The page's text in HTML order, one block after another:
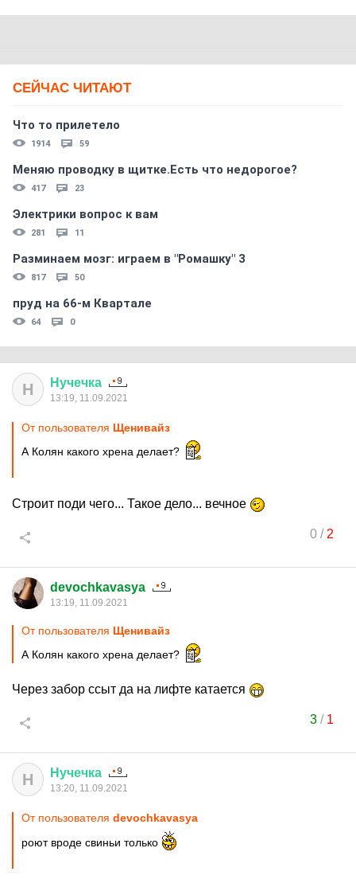
СЕЙЧАС ЧИТАЮТ
Что то прилетело
1914 59
Меняю проводку в щитке.Есть что недорогое?
417 23
Электрики вопрос к вам
281 11
Разминаем мозг: играем в "Ромашку" 3
817 50
пруд на 66-м Квартале
64 0
Н Нучечка
13:19, 11.09.2021
От пользователя Щенивайз
А Колян какого хрена делает?
Строит поди чего... Такое дело... вечное
0/ 2
devochkavasya
13:19, 11.09.2021
От пользователя Щенивайз
А Колян какого хрена делает?
Через забор ссыт да на лифте катается
3/ 1
Н Нучечка
13:20, 11.09.2021
От пользователя devochkavasya
роют вроде свиньи только